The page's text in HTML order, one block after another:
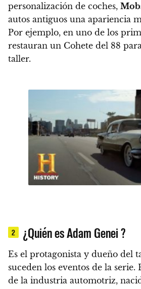
personalización de coches,
autos antiguos una apariencia
Por ejemplo, en uno de los
restauran un Cohete del 88
taller.
2 ¿Quién es Adam Genei ?
Es el protagonista y dueño del
suceden los eventos de la serie.
de la industria automotriz,